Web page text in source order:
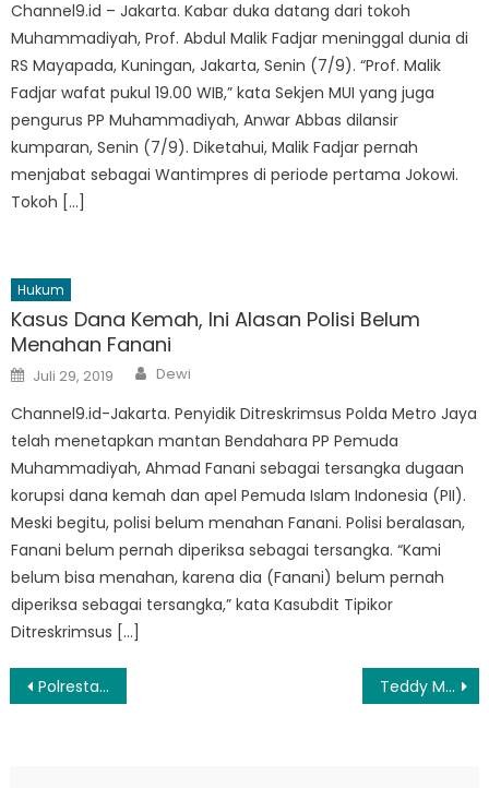
Channel9.id – Jakarta. Kabar duka datang dari tokoh
Muhammadiyah, Prof. Abdul Malik Fadjar meninggal dunia di
RS Mayapada, Kuningan, Jakarta, Senin (7/9). “Prof. Malik
Fadjar wafat pukul 19.00 WIB,” kata Sekjen MUI yang juga
pengurus PP Muhammadiyah, Anwar Abbas dilansir
kumparan, Senin (7/9). Diketahui, Malik Fadjar pernah
menjabat sebagai Wantimpres di periode pertama Jokowi.
Tokoh […]
Hukum
Kasus Dana Kemah, Ini Alasan Polisi Belum
Menahan Fanani
Posted
on
Juli 29, 2019 Author
Dewi
Channel9.id-Jakarta. Penyidik Ditreskrimsus Polda Metro Jaya
telah menetapkan mantan Bendahara PP Pemuda
Muhammadiyah, Ahmad Fanani sebagai tersangka dugaan
korupsi dana kemah dan apel Pemuda Islam Indonesia (PII).
Meski begitu, polisi belum menahan Fanani. Polisi beralasan,
Fanani belum pernah diperiksa sebagai tersangka. “Kami
belum bisa menahan, karena dia (Fanani) belum pernah
diperiksa sebagai tersangka,” kata Kasubdit Tipikor
Ditreskrimsus […]
Navigasi
Polresta Banda Aceh Tangkap 9 Orang Terkait Praktek Prostitusi Online Aplikasi WA Teddy Minahasa Keluarkan Rp20 M untuk Tangkap Bandar Narkoba, Kompolnas: Uangnya Dari Mana ?